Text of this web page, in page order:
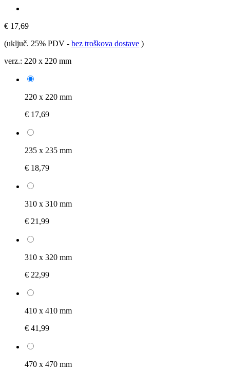
€ 17,69
(uključ. 25% PDV - bez troškova dostave )
verz.: 220 x 220 mm
220 x 220 mm
€ 17,69
235 x 235 mm
€ 18,79
310 x 310 mm
€ 21,99
310 x 320 mm
€ 22,99
410 x 410 mm
€ 41,99
470 x 470 mm